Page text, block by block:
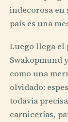
indecorosa en
país es una
Luego llega el
Swakopmund
como una
olvidado:
todavía
carnicerías,